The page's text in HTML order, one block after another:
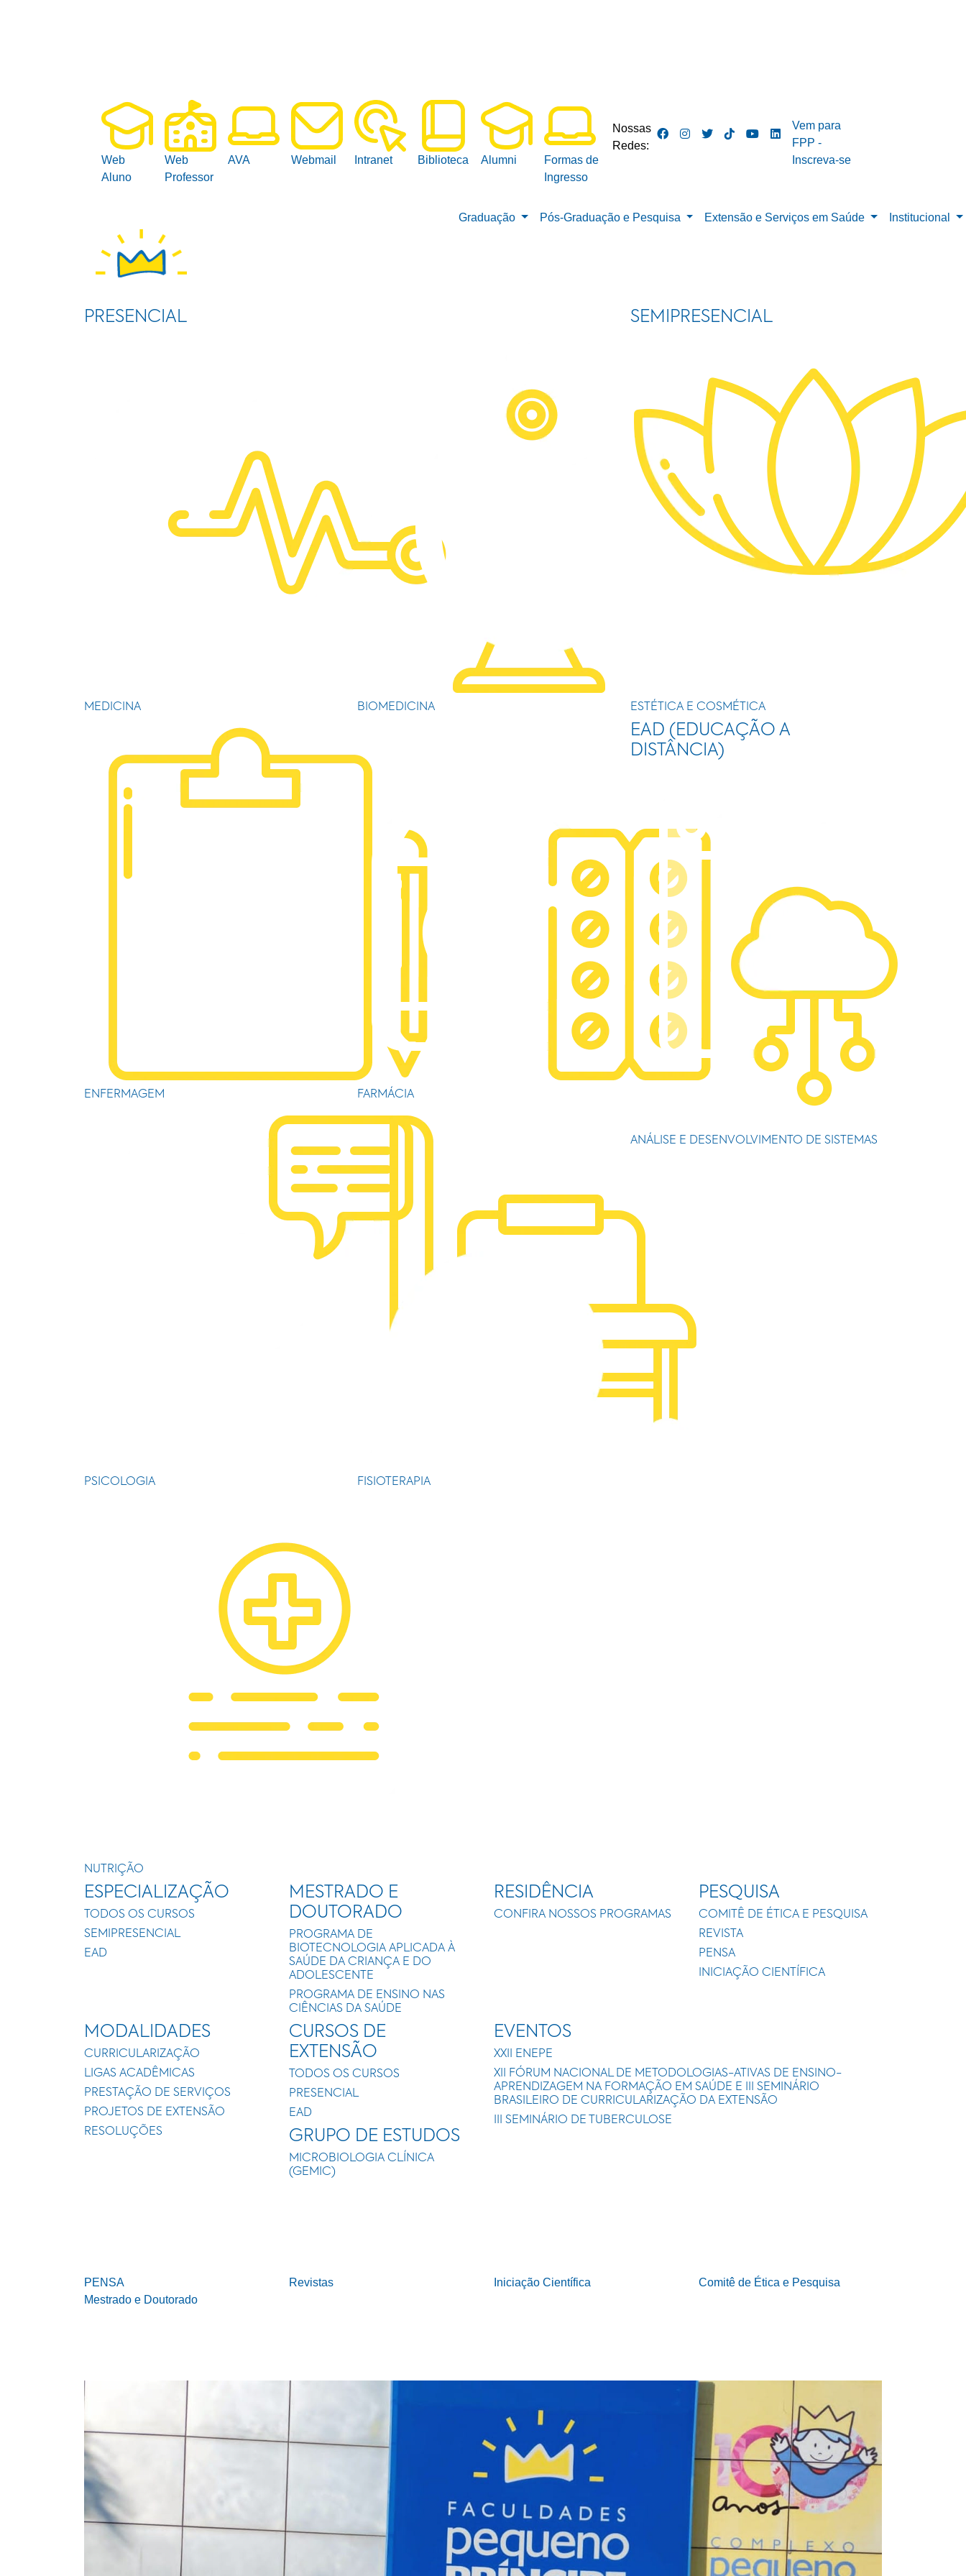
Web
Aluno
Web
Professor
AVA Webmail Intranet Biblioteca Alumni
Formas de
Ingresso
Nossas
Redes:
Vem para
FPP -
Inscreva-se
Graduação Pós-Graduação e Pesquisa Extensão e Serviços em Saúde Institucional
PRESENCIAL
MEDICINA BIOMEDICINA
ENFERMAGEM FARMÁCIA
PSICOLOGIA FISIOTERAPIA
NUTRIÇÃO
SEMIPRESENCIAL
ESTÉTICA E COSMÉTICA
EAD (EDUCAÇÃO A
DISTÂNCIA)
ANÁLISE E DESENVOLVIMENTO DE SISTEMAS
ESPECIALIZAÇÃO
TODOS OS CURSOS
SEMIPRESENCIAL
EAD
MESTRADO E
DOUTORADO
PROGRAMA DE
BIOTECNOLOGIA APLICADA À
SAÚDE DA CRIANÇA E DO
ADOLESCENTE
PROGRAMA DE ENSINO NAS
CIÊNCIAS DA SAÚDE
RESIDÊNCIA
CONFIRA NOSSOS PROGRAMAS
PESQUISA
COMITÊ DE ÉTICA E PESQUISA
REVISTA
PENSA
INICIAÇÃO CIENTÍFICA
MODALIDADES
CURRICULARIZAÇÃO
LIGAS ACADÊMICAS
PRESTAÇÃO DE SERVIÇOS
PROJETOS DE EXTENSÃO
RESOLUÇÕES
CURSOS DE
EXTENSÃO
TODOS OS CURSOS
PRESENCIAL
EAD
GRUPO DE ESTUDOS
MICROBIOLOGIA CLÍNICA
(GEMIC)
EVENTOS
XXII ENEPE
XII FÓRUM NACIONAL DE METODOLOGIAS-ATIVAS DE ENSINO-
APRENDIZAGEM NA FORMAÇÃO EM SAÚDE E III SEMINÁRIO
BRASILEIRO DE CURRICULARIZAÇÃO DA EXTENSÃO
III SEMINÁRIO DE TUBERCULOSE
PENSA Revistas Iniciação Científica
Comitê de Ética e Pesquisa
Mestrado e Doutorado